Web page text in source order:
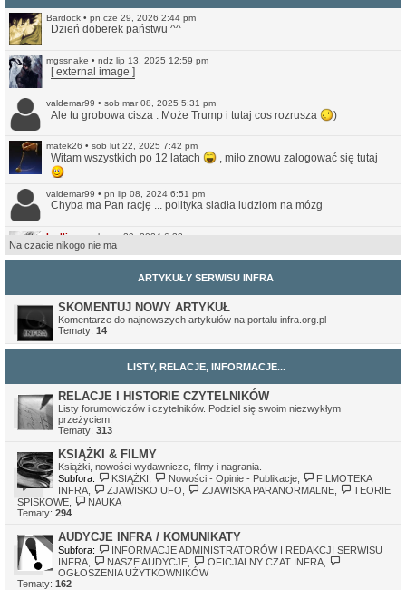
Bardock • pn cze 29, 2026 2:44 pm
Dzień doberek państwu ^^
mgssnake • ndz lip 13, 2025 12:59 pm
[ external image ]
valdemar99 • sob mar 08, 2025 5:31 pm
Ale tu grobowa cisza . Może Trump i tutaj cos rozrusza )
matek26 • sob lut 22, 2025 7:42 pm
Witam wszystkich po 12 latach , miło znowu zalogować się tutaj
valdemar99 • pn lip 08, 2024 6:51 pm
Chyba ma Pan rację ... polityka siadła ludziom na mózg
Ivellios sob cze 29, 2024 6:38 pm
Raczej wątpię. Ale przynajmniej jest teraz bardziej przystępna do
czytania na smartfonach. Nie jest może idealna, ale lepsze (a na
pewno czytelniejsze) to niż to co było wcześniej.
valdemar99•ndz cze 16, 2024 7:56 am
Może strona odżyje
Northwood
No i pięknie.
Przekonwertowałem Infrę na WordPressa:https://www.infra.org.pl/
Ivellios •sob gru 24, 2022 11:41 pm
Działają tylko awatary, które były wgrane na serwer. Awatary z
zewnętrznych serwerów mogą nie działać, z tego względu, że
serwery, na których były hostowane, zniknęły.
Na czacie nikogo nie ma
ARTYKUŁY SERWISU INFRA
SKOMENTUJ NOWY ARTYKUŁ
Komentarze do najnowszych artykułów na portalu infra.org.pl
Tematy: 14
LISTY, RELACJE, INFORMACJE...
RELACJE I HISTORIE CZYTELNIKÓW
Listy forumowiczów i czytelników. Podziel się swoim niezwykłym
przeżyciem!
Tematy: 313
KSIĄŻKI & FILMY
Książki, nowości wydawnicze, filmy i nagrania.
Subfora:
KSIĄŻKI Nowości - Opinie - Publikacje,
FILMOTEKA
INFRA
ZJAWISKO UFO ZJAWISKA PARANORMALNE,
TEORIE
SPISKOWE
NAUKA
Tematy: 294
AUDYCJE INFRA / KOMUNIKATY
Subfora:
INFORMACJE ADMINISTRATORÓW I REDAKCJI SERWISU
INFRA
NASZE AUDYCJE OFICJALNY CZAT INFRA,
OGŁOSZENIA UŻYTKOWNIKÓW
Tematy: 162